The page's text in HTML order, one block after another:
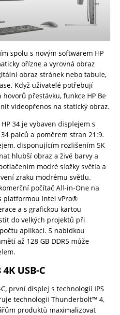
spolu s novým softwarem HP
ořízne a vyrovná obraz
obraz stránek nebo tabule,
Když uživatelé potřebují
přestávku, funkce HP Be
videopřenos na statický obraz.
34 je vybaven displejem s
palců a poměrem stran 21:9.
disponujícím rozlišením 5K
hlubší obraz a živé barvy a
modré složky světla a
zraku modrému světlu.
počítač All-in-One na
platformou Intel vPro®
a s grafickou kartou
do velkých projektů při
aplikací. S nabídkou
až 128 GB DDR5 může
USB-C
C, první displej s technologií IPS
technologii Thunderbolt™ 4,
produktů maximalizovat